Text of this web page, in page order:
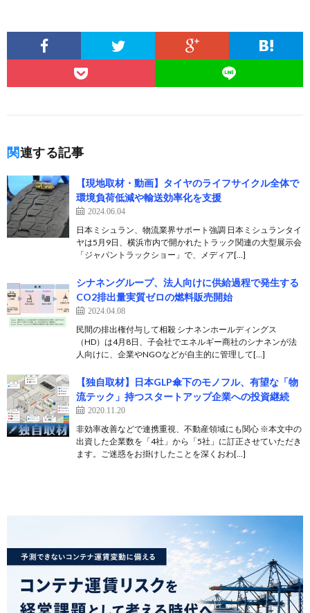
関連する記事
【現地取材・動画】タイヤのライフサイクル全体で
環境負荷低減や輸送効率化を支援
2024.06.04
日本ミシュラン、物流業界サポート強調 日本ミシュランタイ
ヤは5月9日、横浜市内で開かれたトラック関連の大型展示会
「ジャパントラックショー」で、メディア[…]
シナネングループ、法人向けに供給過程で発生する
CO2排出量実質ゼロの燃料販売開始
2024.04.08
民間の排出権付与して相殺 シナネンホールディングス
（HD）は4月8日、子会社でエネルギー商社のシナネンが法
人向けに、企業やNGOなどが自主的に管理して[…]
【独自取材】日本GLP傘下のモノフル、有望な「物
流テック」持つスタートアップ企業への投資継続
2020.11.20
非効率改善などで連携重視、不動産領域にも関心 ※本文中の
出資した企業数を「4社」から「5社」に訂正させていただき
ます。ご迷惑をお掛けしたことを深くおわ[…]